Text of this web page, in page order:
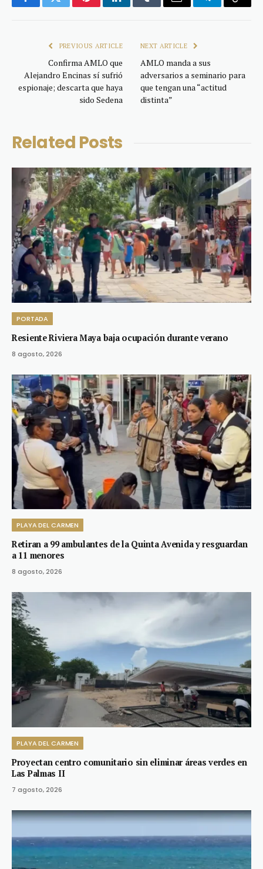
FacebookTwitterPinterestLinkedInTumblrEmail TelegramCopy
PREVIOUS ARTICLE
Confirma AMLO que
Alejandro Encinas sí sufrió
espionaje; descarta que haya
sido Sedena
NEXT ARTICLE
AMLO manda a sus
adversarios a seminario para
que tengan una “actitud
distinta”
Related Posts
PORTADA
Resiente Riviera Maya baja ocupación durante verano
8 agosto, 2026
PLAYA DEL CARMEN
Retiran a 99 ambulantes de la Quinta Avenida y resguardan
a 11 menores
8 agosto, 2026
PLAYA DEL CARMEN
Proyectan centro comunitario sin eliminar áreas verdes en
Las Palmas II
7 agosto, 2026